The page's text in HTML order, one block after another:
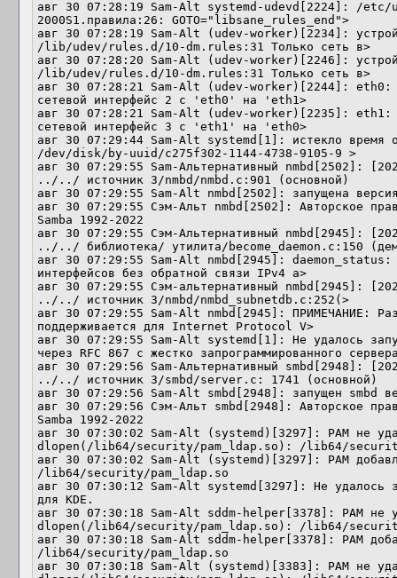
авг 30 07:28:19 Sam-Alt systemd-udevd[2224]: /
2000S1.правила:26: GOTO="libsane_rules_end">
авг 30 07:28:19 Sam-Alt (udev-worker)[2234]:
/lib/udev/rules.d/10-dm.rules:31 Только сеть в>
авг 30 07:28:20 Sam-Alt (udev-worker)[2246]:
/lib/udev/rules.d/10-dm.rules:31 Только сеть в>
авг 30 07:28:21 Sam-Alt (udev-worker)[2244]: eth0:
сетевой интерфейс 2 с 'eth0' на 'eth1>
авг 30 07:28:21 Sam-Alt (udev-worker)[2235]: eth1:
сетевой интерфейс 3 с 'eth1' на 'eth0>
авг 30 07:29:44 Sam-Alt systemd[1]: истекло время
/dev/disk/by-uuid/c275f302-1144-4738-9105-9 >
авг 30 07:29:55 Sam-Альтернативный nmbd[2502]:
../../ источник 3/nmbd/nmbd.c:901 (основной)
авг 30 07:29:55 Sam-Alt nmbd[2502]: запущена
авг 30 07:29:55 Сэм-Альт nmbd[2502]: Авторское
Samba 1992-2022
авг 30 07:29:55 Сэм-Альтернативный nmbd[2945]:
../../ библиотека/ утилита/become_daemon.c:150
авг 30 07:29:55 Sam-Alt nmbd[2945]:
интерфейсов без обратной связи IPv4 a>
авг 30 07:29:55 Сэм-альтернативный nmbd[2945]:
../../ источник 3/nmbd/nmbd_subnetdb.c:252(>
авг 30 07:29:55 Sam-Alt nmbd[2945]: ПРИМЕЧАНИЕ:
поддерживается для Internet Protocol V>
авг 30 07:29:55 Sam-Alt systemd[1]: Не удалось
через RFC 867 с жестко запрограммированного
авг 30 07:29:56 Sam-Альтернативный smbd[2948]:
../../ источник 3/smbd/server.c: 1741 (основной)
авг 30 07:29:56 Sam-Alt smbd[2948]: запущен smbd
авг 30 07:29:56 Сэм-Альт smbd[2948]: Авторское
Samba 1992-2022
авг 30 07:30:02 Sam-Alt (systemd)[3297]: PAM не
dlopen(/lib64/security/pam_ldap.so): /lib64/
авг 30 07:30:02 Sam-Alt (systemd)[3297]: PAM
/lib64/security/pam_ldap.so
авг 30 07:30:12 Sam-Alt systemd[3297]: Не удалось
для KDE.
авг 30 07:30:18 Sam-Alt sddm-helper[3378]: PAM не
dlopen(/lib64/security/pam_ldap.so): /lib64/
авг 30 07:30:18 Sam-Alt sddm-helper[3378]: PAM
/lib64/security/pam_ldap.so
авг 30 07:30:18 Sam-Alt (systemd)[3383]: PAM не